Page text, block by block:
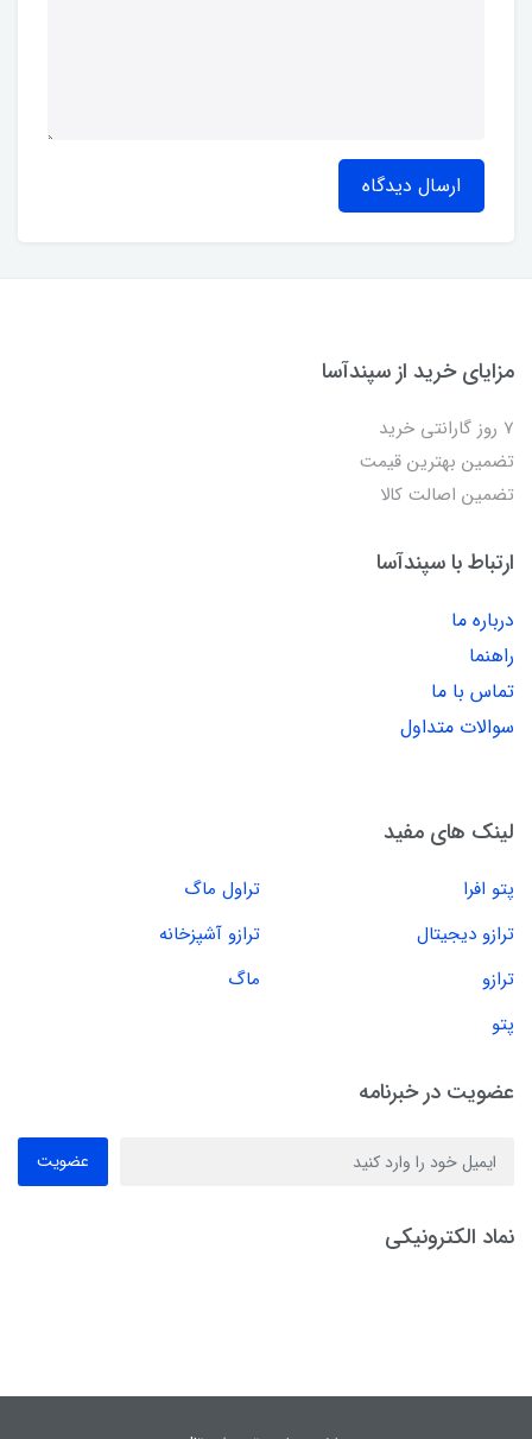
ارسال دیدگاه
مزایای خرید از سپندآسا
7 روز گارانتی خرید
تضمین بهترین قیمت
تضمین اصالت کالا
ارتباط با سپندآسا
درباره ما
راهنما
تماس با ما
سوالات متداول
لینک های مفید
پتو افرا
تراول ماگ
ترازو دیجیتال
ترازو آشپزخانه
ترازو
ماگ
پتو
عضویت در خبرنامه
عضویت
نماد الکترونیکی